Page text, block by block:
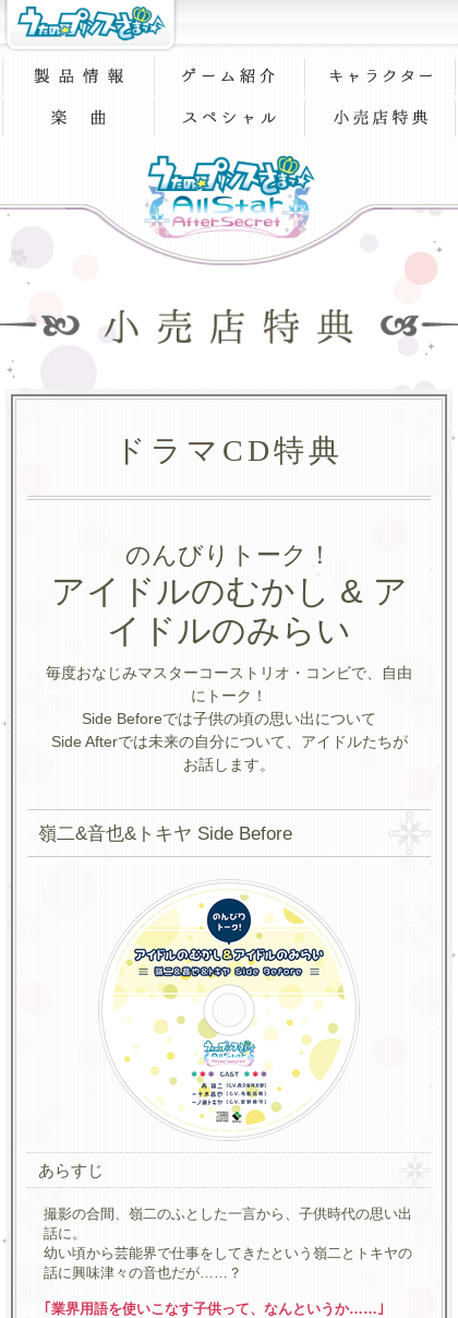
ドラマCD特典
のんびりトーク！
アイドルのむかし & ア
イドルのみらい
毎度おなじみマスターコーストリオ・コンビで、自由
にトーク！
Side Beforeでは子供の頃の思い出について
Side Afterでは未来の自分について、アイドルたちが
お話します。
嶺二&音也&トキヤ Side Before
あらすじ
撮影の合間、嶺二のふとした一言から、子供時代の思い出
話に。
幼い頃から芸能界で仕事をしてきたという嶺二とトキヤの
話に興味津々の音也だが……？
｢業界用語を使いこなす子供って、なんというか……｣